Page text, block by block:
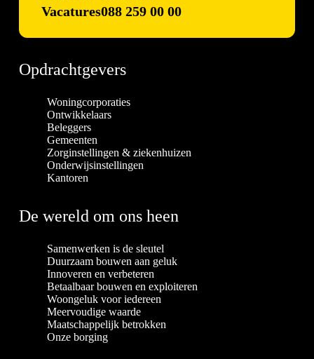
Vacatures088 259 00 00
Opdrachtgevers
Woningcorporaties
Ontwikkelaars
Beleggers
Gemeenten
Zorginstellingen & ziekenhuizen
Onderwijsinstellingen
Kantoren
De wereld om ons heen
Samenwerken is de sleutel
Duurzaam bouwen aan geluk
Innoveren en verbeteren
Betaalbaar bouwen en exploiteren
Woongeluk voor iedereen
Meervoudige waarde
Maatschappelijk betrokken
Onze borging